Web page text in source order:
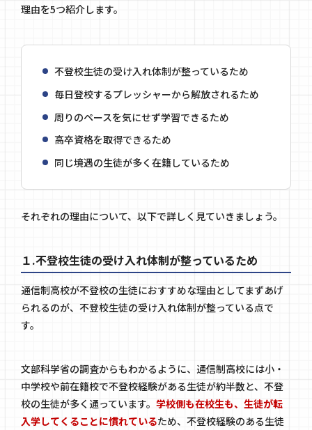
理由を5つ紹介します。
不登校生徒の受け入れ体制が整っているため
毎日登校するプレッシャーから解放されるため
周りのペースを気にせず学習できるため
高卒資格を取得できるため
同じ境遇の生徒が多く在籍しているため
それぞれの理由について、以下で詳しく見ていきましょう。
１.不登校生徒の受け入れ体制が整っているため
通信制高校が不登校の生徒におすすめな理由としてまずあげ
られるのが、不登校生徒の受け入れ体制が整っている点で
す。
文部科学省の調査からもわかるように、通信制高校には小・
中学校や前在籍校で不登校経験がある生徒が約半数と、不登
校の生徒が多く通っています。 学校側も在校生も、生徒が転
入学してくることに慣れているため、不登校経験のある生徒